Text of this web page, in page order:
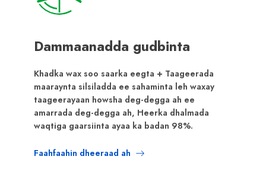
Dammaanadda gudbinta
Khadka wax soo saarka eegta + Taageerada
maaraynta silsiladda ee sahaminta leh waxay
taageerayaan howsha deg-degga ah ee
amarrada deg-degga ah, Heerka dhalmada
waqtiga gaarsiinta ayaa ka badan 98%.
Faahfaahin dheeraad ah